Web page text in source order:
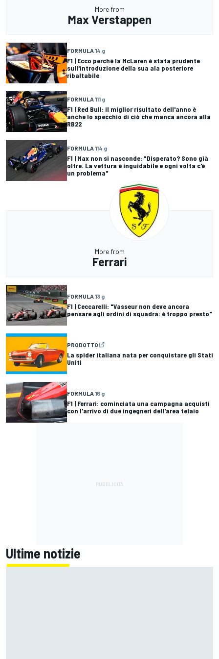
More from
Max Verstappen
FORMULA 14 g
F1 | Ecco perché la McLaren è stata prudente
sull'introduzione della sua ala posteriore
ribaltabile
FORMULA 111 g
F1 | Red Bull: il miglior risultato dell'anno è
anche lo specchio di ciò che manca ancora alla
RB22
FORMULA 114 g
F1 | Max non si nasconde: "Disperato? Sono già
oltre. La vettura è inguidabile e ogni volta c'è
un problema"
More from
Ferrari
FORMULA 13 g
F1 | Ceccarelli: "Vasseur non deve ancora
pensare agli ordini di squadra: è troppo presto"
PRODOTTO
La spider italiana nata per conquistare gli Stati
Uniti
FORMULA 16 g
F1 | Ferrari: cominciata una campagna acquisti
con l'arrivo di due ingegneri dell'area telaio
Ultime notizie